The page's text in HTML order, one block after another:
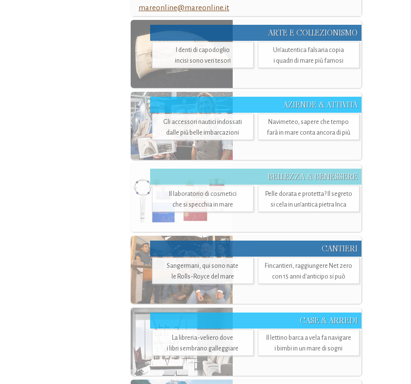
mareonline@mareonline.it
ARTE E COLLEZIONISMO
I denti di capodoglio
incisi sono veri tesori
Un’autentica falsaria copia
i quadri di mare più famosi
AZIENDE & ATTIVITÀ
Gli accessori nautici indossati
dalle più belle imbarcazioni
Navimeteo, sapere che tempo
farà in mare conta ancora di più
BELLEZZA & BENESSERE
Il laboratorio di cosmetici
che si specchia in mare
Pelle dorata e protetta? Il segreto
si cela in un’antica pietra Inca
CANTIERI
Sangermani, qui sono nate
le Rolls-Royce del mare
Fincantieri, raggiungere Net zero
con 15 anni d'anticipo si può
CASE & ARREDI
La libreria-veliero dove
i libri sembrano galleggiare
Il lettino barca a vela fa navigare
i bimbi in un mare di sogni